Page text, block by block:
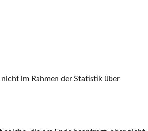
im Rahmen der Statistik über